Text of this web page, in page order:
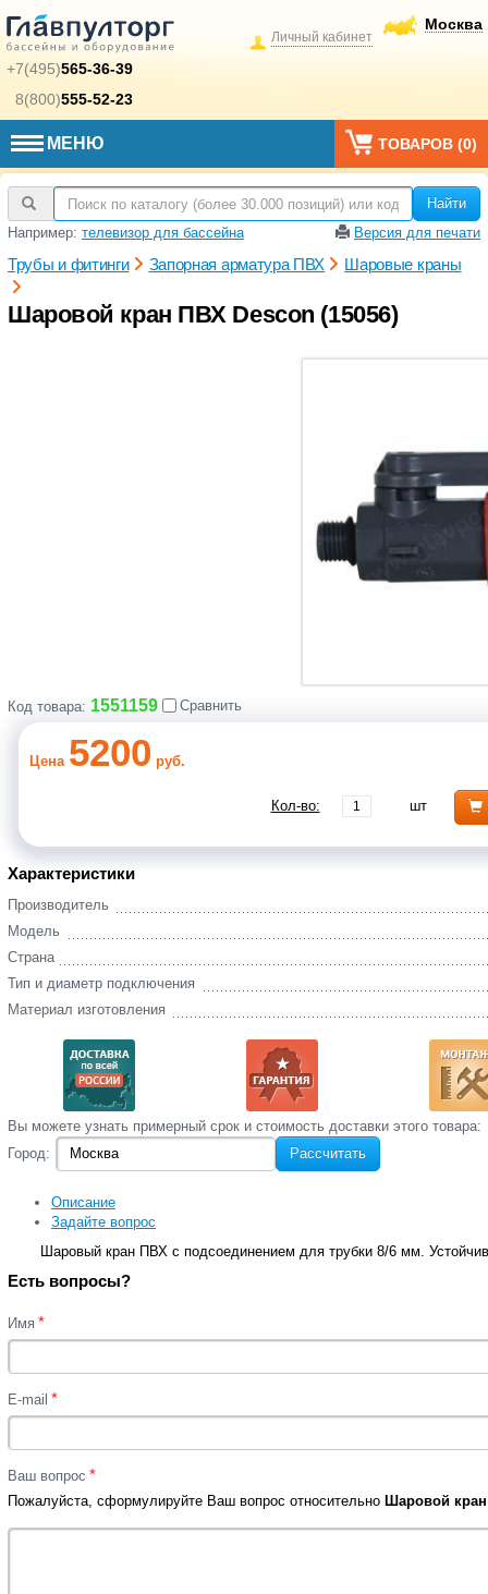
+7(495)565-36-39
8(800)555-52-23
Москва
Личный кабинет
МЕНЮ ТОВАРОВ (0)
Найти
Например: телевизор для бассейна Версия для печати
Трубы и фитинги Запорная арматура ПВХ Шаровые краны
Шаровой кран ПВХ Descon (15056)
Код товара: 1551159 Сравнить
Цена 5200 руб.
Кол-во: шт
Характеристики
Производитель
Модель
Страна
Тип и диаметр подключения
Материал изготовления
Вы‌ можете‌ узнать‌ примерный срок и стоимость‌ доставки этого товара:
Город:
Рассчитать
Описание
Задайте вопрос
Шаровый кран ПВХ с подсоединением для трубки 8/6 мм.
Есть вопросы?
Имя *
E-mail *
Ваш вопрос *
Пожалуйста, сформулируйте Ваш вопрос относительно Шаровой